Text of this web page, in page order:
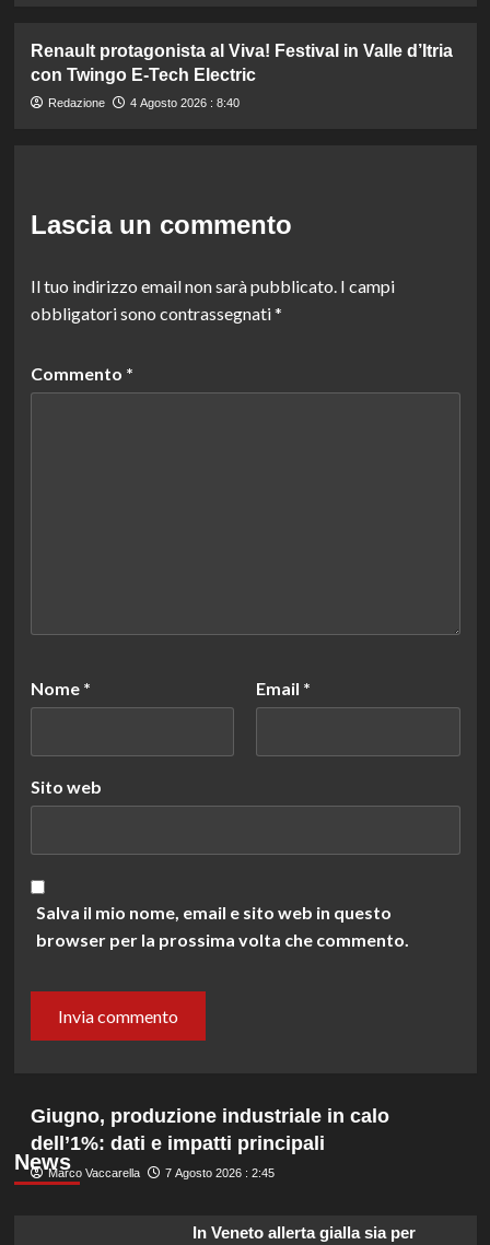
Renault protagonista al Viva! Festival in Valle d’Itria
con Twingo E-Tech Electric
Redazione 4 Agosto 2026 : 8:40
Lascia un commento
Il tuo indirizzo email non sarà pubblicato. I campi
obbligatori sono contrassegnati*
Commento *
Nome * Email *
Sito web
Salva il mio nome, email e sito web in questo
browser per la prossima volta che commento.
News
Giugno, produzione industriale in calo
dell’1%: dati e impatti principali
Marco Vaccarella 7 Agosto 2026 : 2:45
In Veneto allerta gialla sia per